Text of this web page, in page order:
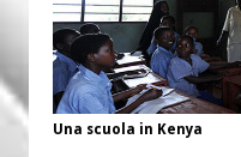
Una scuola in Kenya